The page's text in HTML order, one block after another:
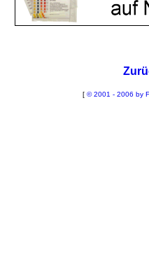
[ © 2001 - 2006 by